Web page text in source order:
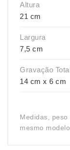
Altura
21 cm
Largura
7,5 cm
Gravação
14 cm x 6 cm
Medidas,
mesmo